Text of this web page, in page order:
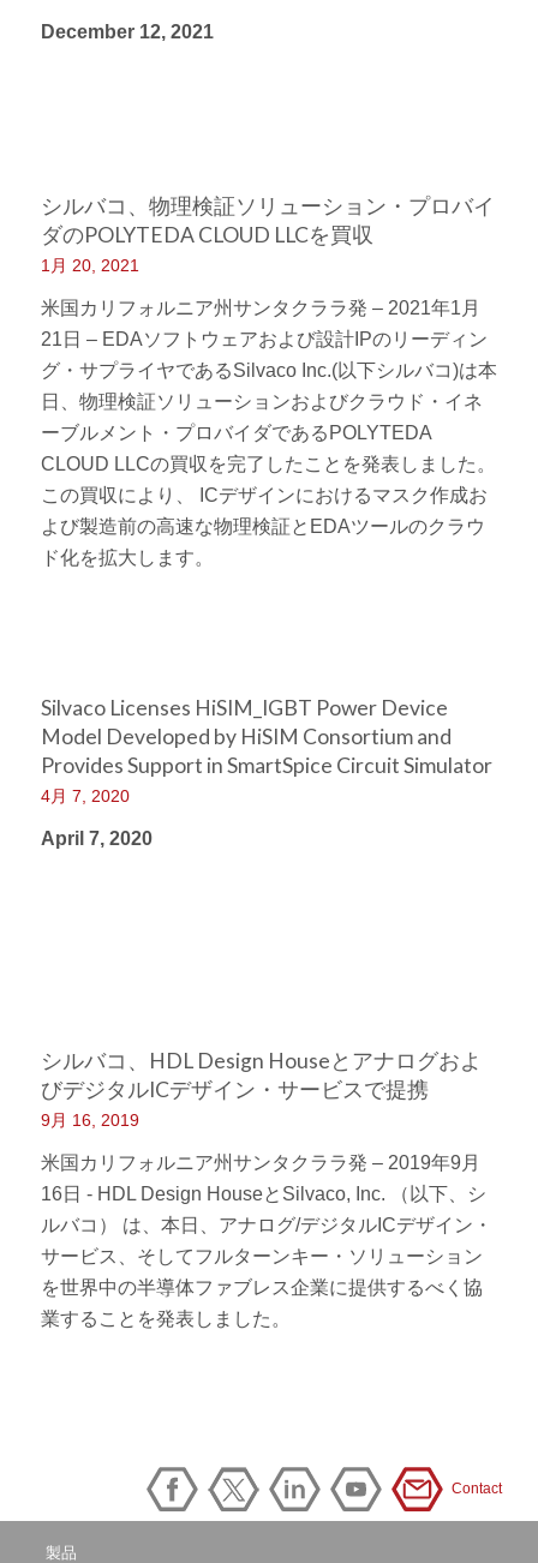
December 12, 2021
シルバコ、物理検証ソリューション・プロバイ
ダのPOLYTEDA CLOUD LLCを買収
1月 20, 2021
米国カリフォルニア州サンタクララ発 – 2021年1月
21日 – EDAソフトウェアおよび設計IPのリーディン
グ・サプライヤであるSilvaco Inc.(以下シルバコ)は本
日、物理検証ソリューションおよびクラウド・イネ
ーブルメント・プロバイダであるPOLYTEDA
CLOUD LLCの買収を完了したことを発表しました。
この買収により、 ICデザインにおけるマスク作成お
よび製造前の高速な物理検証とEDAツールのクラウ
ド化を拡大します。
Silvaco Licenses HiSIM_IGBT Power Device
Model Developed by HiSIM Consortium and
Provides Support in SmartSpice Circuit Simulator
4月 7, 2020
April 7, 2020
シルバコ、HDL Design Houseとアナログおよ
びデジタルICデザイン・サービスで提携
9月 16, 2019
米国カリフォルニア州サンタクララ発 – 2019年9月
16日 - HDL Design HouseとSilvaco, Inc. （以下、シ
ルバコ） は、本日、アナログ/デジタルICデザイン・
サービス、そしてフルターンキー・ソリューション
を世界中の半導体ファブレス企業に提供するべく協
業することを発表しました。
Contact
製品